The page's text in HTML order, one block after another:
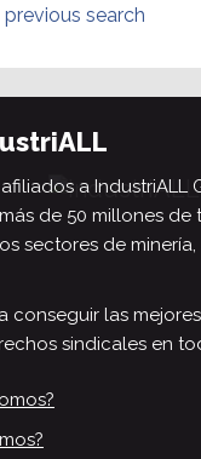
search
a IndustriALL
de 50 millones de
sectores de
conseguir las
sindicales en